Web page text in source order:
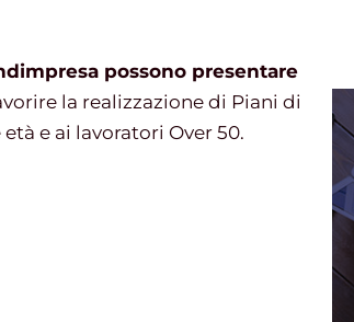
possono presentare
la realizzazione di Piani di
e ai lavoratori Over 50.